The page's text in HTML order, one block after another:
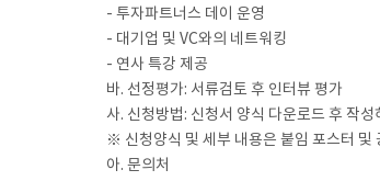
- 투자파트너스 데이 운영
- 대기업 및 VC와의 네트워킹
- 연사 특강 제공
바. 선정평가: 서류검토 후 인터뷰 평가
사. 신청방법: 신청서 양식 다운로드 후 작성
※ 신청양식 및 세부 내용은 붙임 포스터 및
아. 문의처